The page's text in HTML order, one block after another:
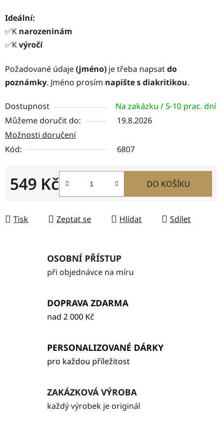
Ideální:
✅K narozeninám
✅Kvýročí
Požadované údaje(jméno) je třeba napsatdo
poznámky. Jméno prosím napište s diakritikou.
Dostupnost
Na zakázku / 5-10 prac. dní
Můžeme doručit do:
19.8.2026
Možnosti doručení
Kód:
6807
549 Kč DO KOŠÍKU
Tisk Zeptat se Hlídat Sdílet
OSOBNÍ PŘÍSTUP
při objednávce na míru
DOPRAVA ZDARMA
nad 2 000 Kč
PERSONALIZOVANÉ DÁRKY
pro každou příležitost
ZAKÁZKOVÁ VÝROBA
každý výrobek je originál